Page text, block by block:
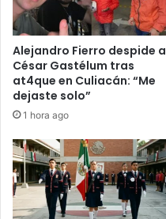
Alejandro Fierro despide a
César Gastélum tras
at4que en Culiacán: “Me
dejaste solo”
1 hora ago